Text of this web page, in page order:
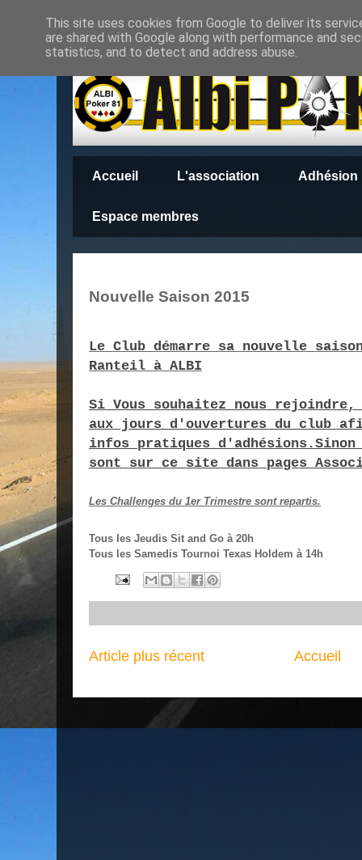
Accueil L'association Adhésion
Espace membres
Nouvelle Saison 2015
Le Club démarre sa nouvelle
Ranteil à ALBI
Si Vous souhaitez nous
aux jours d'ouvertures du club
infos pratiques d'adhésions.Sinon
sont sur ce site dans pages
Les Challenges du 1er Trimestre sont repartis.
Tous les Jeudis Sit and Go à 20h
Tous les Samedis Tournoi Texas Holdem à 14h
Article plus récent Accueil
This site uses cookies from Google to deliver its
are shared with Google along with performance and
statistics, and to detect and address abuse.